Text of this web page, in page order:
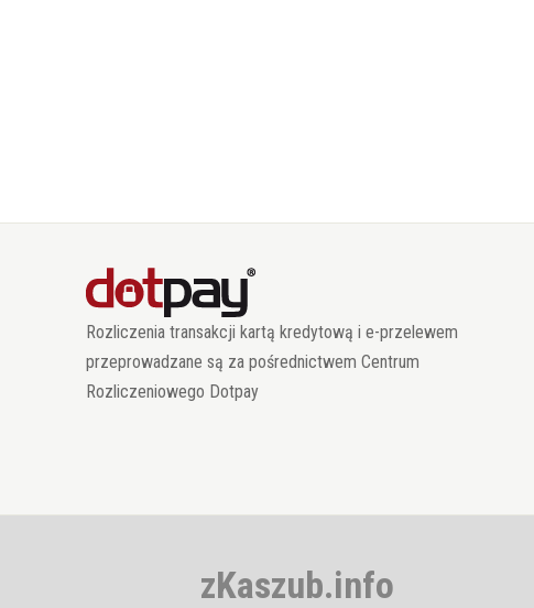
Rozliczenia transakcji kartą kredytową i e-przelewem
przeprowadzane są za pośrednictwem Centrum
Rozliczeniowego Dotpay
zKaszub.info